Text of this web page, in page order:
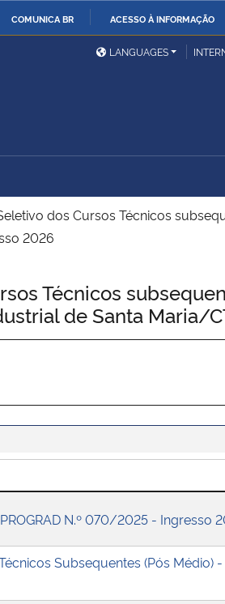
COMUNICA BR ACESSO À INFORMAÇÃO
Ministério das Relações
Exteriores
União
LANGUAGES
dos Cursos Técnicos
2026
Técnicos
de Santa Maria/
N.º 070/2025 - Ingresso
Subsequentes (Pós Médio) -